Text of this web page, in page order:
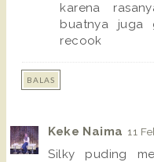
karena
buatnya juga
recook
BALAS
Keke Naima 11
Silky puding